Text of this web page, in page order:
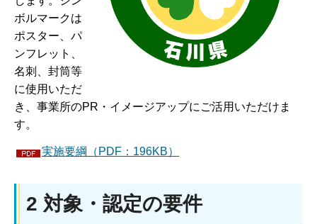
ボルマークは
ポスター、パ
ンフレット、
名刺、封筒等
に使用いただ
き、事業所のPR・イメージアップにご活用いただけま
す。
実施要綱（PDF：196KB）
2 対象・認定の要件